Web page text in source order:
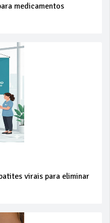
medicamentos
virais para eliminar